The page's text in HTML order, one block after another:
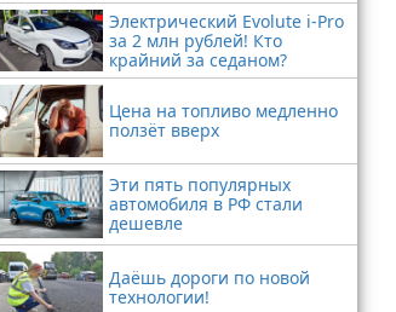
Электрический Evolute i-Pro
за 2 млн рублей! Кто
крайний за седаном?
Цена на топливо медленно
ползёт вверх
Эти пять популярных
автомобиля в РФ стали
дешевле
Даёшь дороги по новой
технологии!